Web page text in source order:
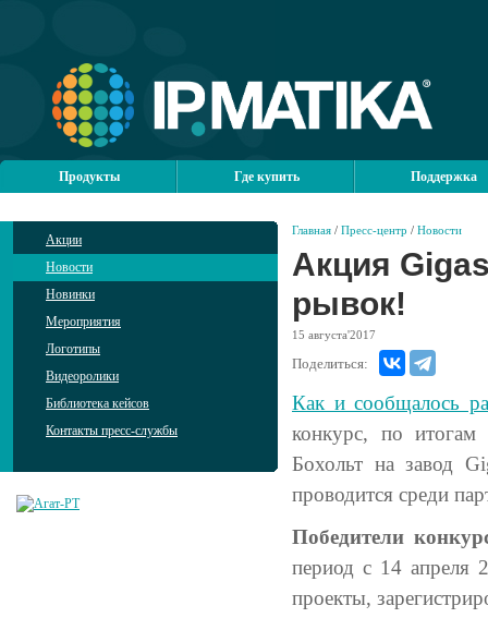
Продукты Где купить Поддержка
Акции
Новости
Новинки
Мероприятия
Логотипы
Видеоролики
Библиотека кейсов
Контакты пресс-службы
Главная / Пресс-центр / Новости
Акция
рывок!
15 августа'2017
Поделиться:
Как и сообщалось
конкурс, по
Бохольт на завод
проводится среди
Победители
период с 14 апреля
проекты,